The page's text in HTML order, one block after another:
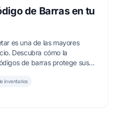
de Barras en tu
es una de las mayores
Descubra cómo la
de barras protege sus
inventarios